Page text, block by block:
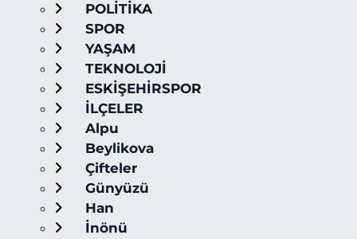
POLİTİKA
SPOR
YAŞAM
TEKNOLOJİ
ESKİŞEHİRSPOR
İLÇELER
Alpu
Beylikova
Çifteler
Günyüzü
Han
İnönü